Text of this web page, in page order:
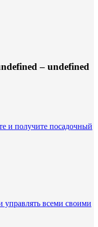
– undefined
и получите посадочный
управлять всеми своими